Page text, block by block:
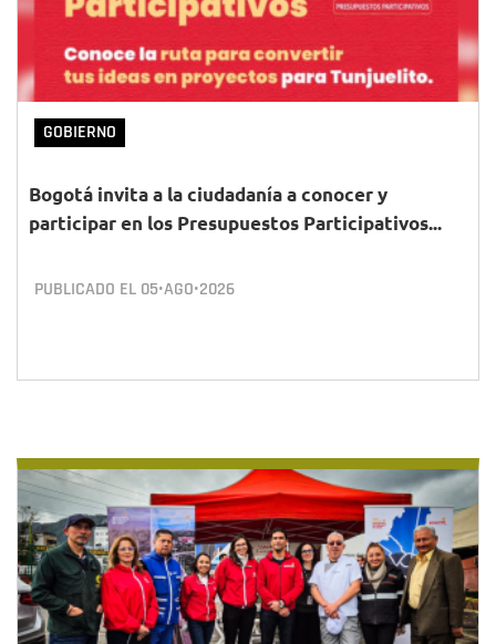
GOBIERNO
Bogotá invita a la ciudadanía a conocer y
participar en los Presupuestos Participativos...
PUBLICADO EL 05•AGO•2026